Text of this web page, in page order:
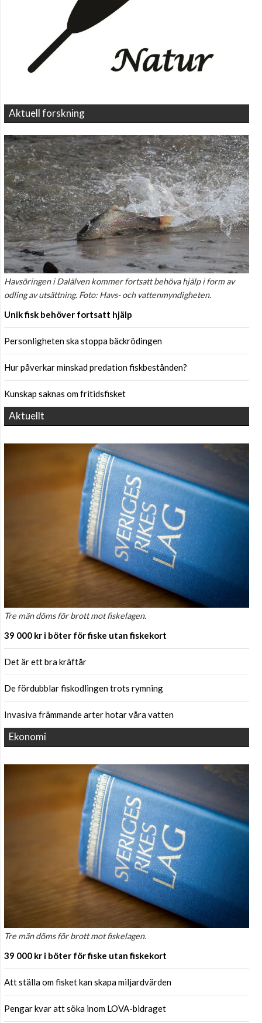
Aktuell forskning
Havsöringen i Dalälven kommer fortsatt behöva hjälp i form av
odling av utsättning. Foto: Havs- och vattenmyndigheten.
Unik fisk behöver fortsatt hjälp
Personligheten ska stoppa bäckrödingen
Hur påverkar minskad predation fiskbestånden?
Kunskap saknas om fritidsfisket
Aktuellt
Tre män döms för brott mot fiskelagen.
39 000 kr i böter för fiske utan fiskekort
Det är ett bra kräftår
De fördubblar fiskodlingen trots rymning
Invasiva främmande arter hotar våra vatten
Ekonomi
Tre män döms för brott mot fiskelagen.
39 000 kr i böter för fiske utan fiskekort
Att ställa om fisket kan skapa miljardvärden
Pengar kvar att söka inom LOVA-bidraget